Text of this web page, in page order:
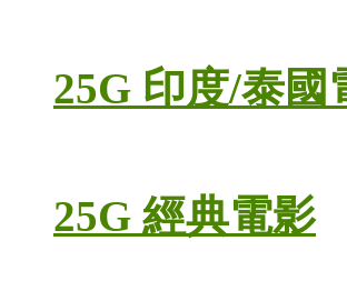
25G 印度/泰國
25G 經典電影